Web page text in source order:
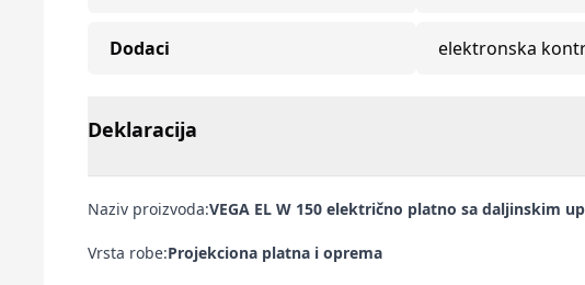
Dodaci elektronska
Deklaracija
Naziv proizvoda:VEGA EL W 150 električno platno sa daljinskim
Vrsta robe:Projekciona platna i oprema